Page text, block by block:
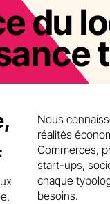
du
Nous
réalités
Commerces,
start-ups,
chaque
besoins.